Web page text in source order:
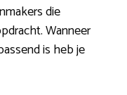
die
Wanneer
is heb je